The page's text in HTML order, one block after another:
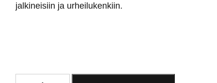
jalkineisiin ja urheilukenkiin.